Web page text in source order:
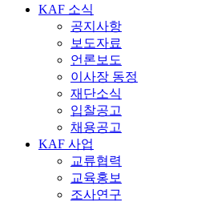
KAF 소식
공지사항
보도자료
언론보도
이사장 동정
재단소식
입찰공고
채용공고
KAF 사업
교류협력
교육홍보
조사연구